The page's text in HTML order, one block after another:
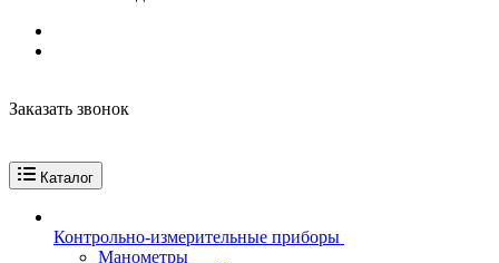
Заказать звонок
Каталог
Контрольно-измерительные приборы
Манометры